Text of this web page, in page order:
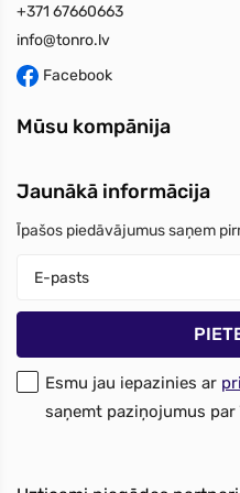
+371 67660663
info@tonro.lv
Facebook
Mūsu kompānija
Jaunākā informācija
Īpašos piedāvājumus saņem
Esmu jau iepazinies ar
saņemt paziņojumus